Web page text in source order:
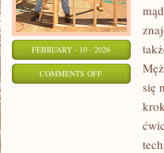
FEBRUARY - 10 - 2026
COMMENTS OFFON
ODCHUDZANIE
się